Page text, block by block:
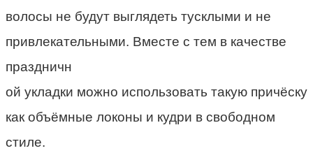
волосы не будут выглядеть тусклыми и не
привлекательными. Вместе с тем в качестве
праздничн
ой укладки можно использовать такую причёску
как объёмные локоны и кудри в свободном
стиле.